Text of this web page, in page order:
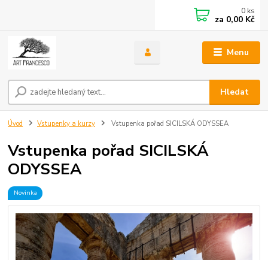
Menu
Hledat
0 ks
za 0,00 Kč
Úvod Vstupenky a kurzy Vstupenka pořad SICILSKÁ ODYSSEA
Vstupenka pořad SICILSKÁ
ODYSSEA
Novinka